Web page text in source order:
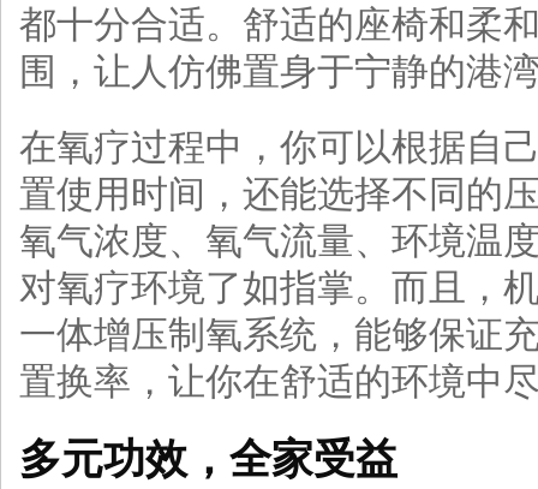
都十分合适。舒适的座椅和柔
围，让人仿佛置身于宁静的港
在氧疗过程中，你可以根据自
置使用时间，还能选择不同的
氧气浓度、氧气流量、环境温
对氧疗环境了如指掌。而且，
一体增压制氧系统，能够保证
置换率，让你在舒适的环境中
多元功效，全家受益